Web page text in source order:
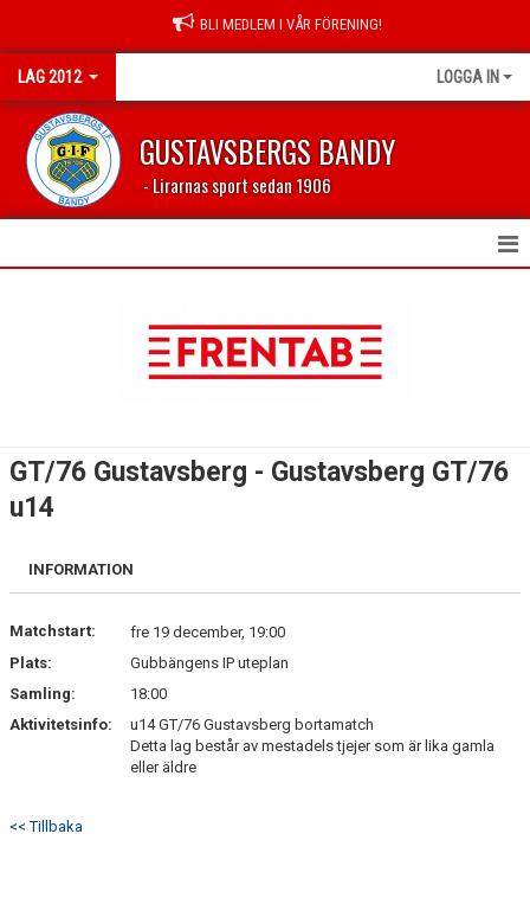
BLI MEDLEM I VÅR FÖRENING!
LAG 2012 LOGGA IN
GUSTAVSBERGS BANDY
- Lirarnas sport sedan 1906
BILDGALLERI
KONTAKT
GT/76 Gustavsberg - Gustavsberg GT/76
u14
INFORMATION
Matchstart:
fre 19 december, 19:00
Plats:
Gubbängens IP uteplan
Samling:
18:00
Aktivitetsinfo:
u14 GT/76 Gustavsberg bortamatch
Detta lag består av mestadels tjejer som är lika gamla
eller äldre
<< Tillbaka